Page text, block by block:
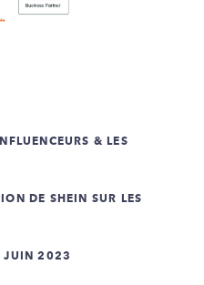
& LES
DE SHEIN SUR LES
JUIN 2023